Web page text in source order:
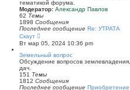
е
м
у
с
б
е
н
ю
и
к
п
о
л
е
д
н
м
у
с
тематикой форума.
Модератор: Александр Павлов
62 Темы
1898 Сообщения
Последнее сообщение Re: УТРАТА
Скаут
е
р
е
й
т
и
к
п
Вт мар 05, 2024 10:36 pm
Земельный вопрос
Обсуждение вопросов
дач.
151 Темы
1812 Сообщения
Последнее сообщение Приобретение